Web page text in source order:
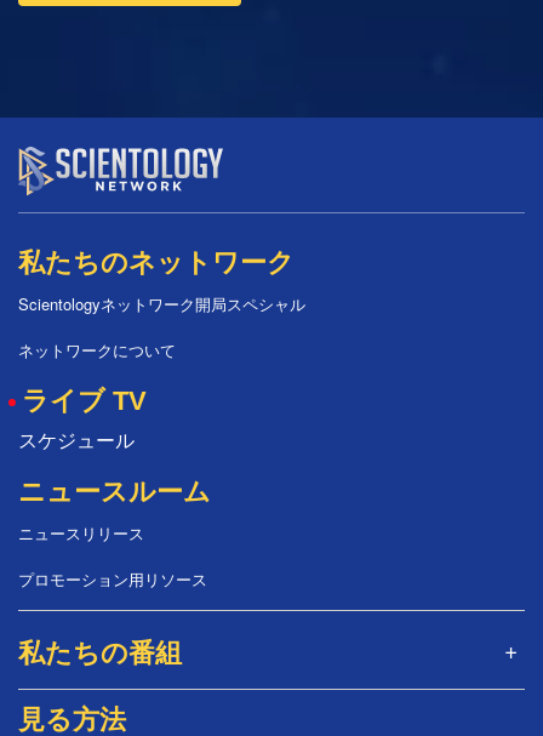
私たちのネットワーク
Scientologyネットワーク開局スペシャル
ネットワークについて
ライブ TV
スケジュール
ニュースルーム
ニュースリリース
プロモーション用リソース
私たちの番組
見る方法